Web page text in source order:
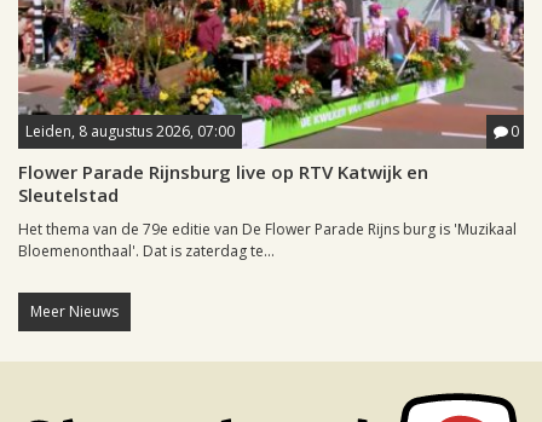
Leiden, 8 augustus 2026, 07:00 0
Flower Parade Rijnsburg live op RTV Katwijk en
Sleutelstad
Het thema van de 79e editie van De Flower Parade Rijns burg is 'Muzikaal
Bloemenonthaal'. Dat is zaterdag te...
Meer Nieuws